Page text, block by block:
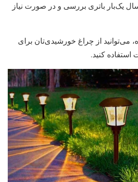
است هر ۲ تا ۳ سال یک‌بار باتری بررسی و در صورت نیاز
می‌توانید از چراغ خورشیدی‌تان برای
کنید.